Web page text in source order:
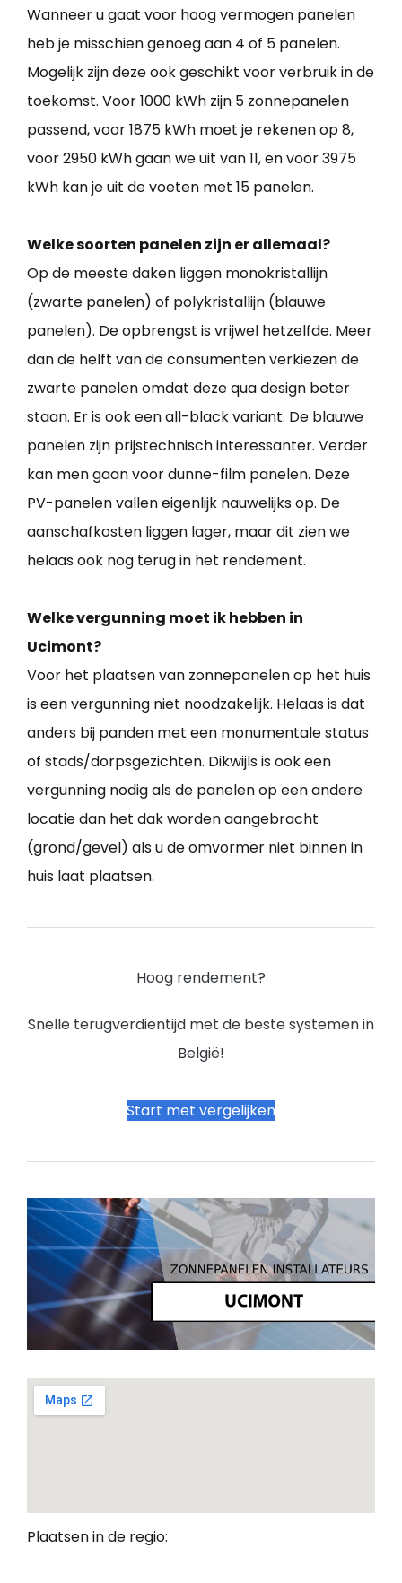
Wanneer u gaat voor hoog vermogen panelen
heb je misschien genoeg aan 4 of 5 panelen.
Mogelijk zijn deze ook geschikt voor verbruik in de
toekomst. Voor 1000 kWh zijn 5 zonnepanelen
passend, voor 1875 kWh moet je rekenen op 8,
voor 2950 kWh gaan we uit van 11, en voor 3975
kWh kan je uit de voeten met 15 panelen.
Welke soorten panelen zijn er allemaal?
Op de meeste daken liggen monokristallijn
(zwarte panelen) of polykristallijn (blauwe
panelen). De opbrengst is vrijwel hetzelfde. Meer
dan de helft van de consumenten verkiezen de
zwarte panelen omdat deze qua design beter
staan. Er is ook een all-black variant. De blauwe
panelen zijn prijstechnisch interessanter. Verder
kan men gaan voor dunne-film panelen. Deze
PV-panelen vallen eigenlijk nauwelijks op. De
aanschafkosten liggen lager, maar dit zien we
helaas ook nog terug in het rendement.
Welke vergunning moet ik hebben in
Ucimont?
Voor het plaatsen van zonnepanelen op het huis
is een vergunning niet noodzakelijk. Helaas is dat
anders bij panden met een monumentale status
of stads/dorpsgezichten. Dikwijls is ook een
vergunning nodig als de panelen op een andere
locatie dan het dak worden aangebracht
(grond/gevel) als u de omvormer niet binnen in
huis laat plaatsen.
Hoog rendement?
Snelle terugverdientijd met de beste systemen in
België!
Start met vergelijken
Plaatsen in de regio: